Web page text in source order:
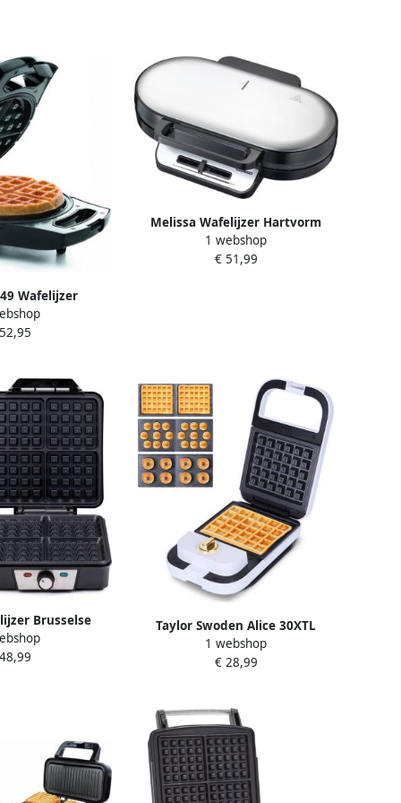
Wafelijzer
Melissa Wafelijzer Hartvorm
1200W Dubbele Wafelmaker 10
wafels per keer 16250087 Zwart
1 webshop
€ 51,99
Brusselse
4 Wafels
Taylor Swoden Alice 30XTL
Wafelijzer 3-in-1 600W Wit
1 webshop
€ 28,99